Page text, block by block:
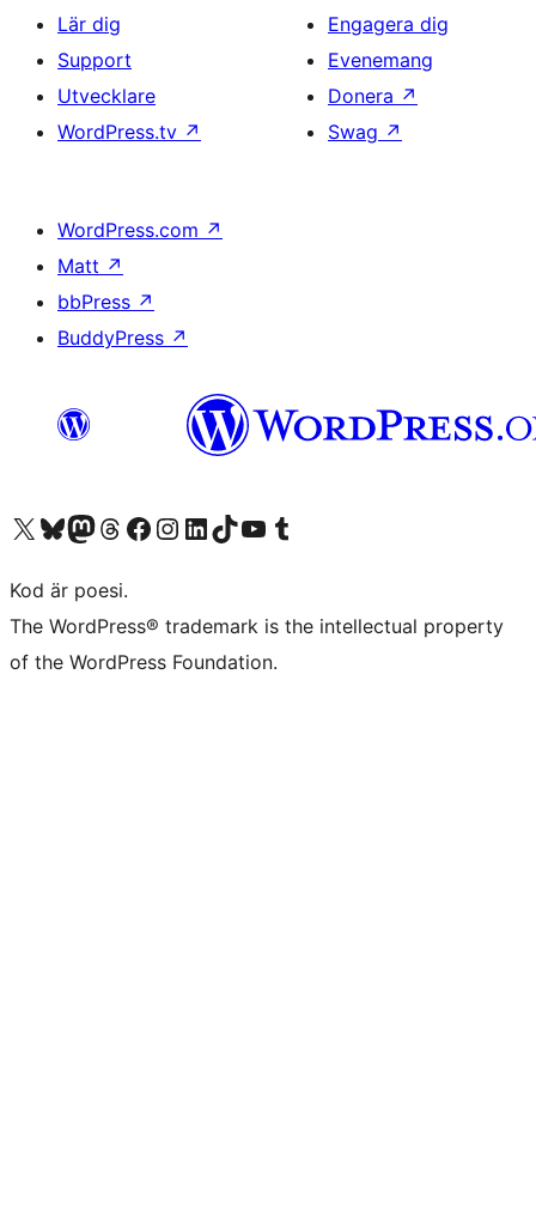
Lär dig
Support
Utvecklare
WordPress.tv ↗
Engagera dig
Evenemang
Donera ↗
Swag ↗
WordPress.com ↗
Matt ↗
bbPress ↗
BuddyPress ↗
Besök vår X-konto (f.d. Twitter)
Besök vårt Bluesky-konto
Besök vårt Mastodon-konto
Besök vårt Thread-konto
Besök vår Facebook-sidaBesök vårt Instagram-konto
Besök vårt LinkedIn-konto
Besök vårt TikTok-konto
Besök vår YouTube-kanalBesök vårt Tumblr-konto
Kod är poesi.
The WordPress® trademark is the intellectual property
of the WordPress Foundation.